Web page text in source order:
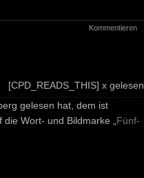
Kommentieren
[CPD_READS_THIS] x gelesen
gelesen hat, dem ist
Wort- und Bildmarke „ Fünf-